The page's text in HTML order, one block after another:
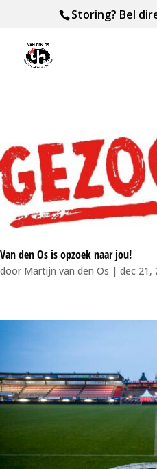
Storing? Bel
Van den Os is opzoek naar jou!
door Martijn van den Os | dec 21,